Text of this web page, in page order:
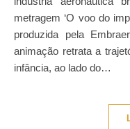
metragem ‘O voo do
produzida pela
animação retrata a
infância, ao lado do…